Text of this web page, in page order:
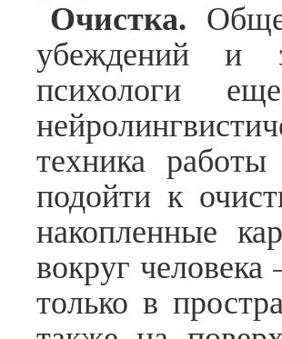
Очистка.
убеждений и
психологи
техника
подойти к
накопленные
вокруг
только в